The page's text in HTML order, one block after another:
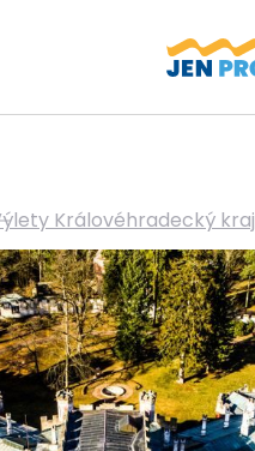
Královéhradecký kraj